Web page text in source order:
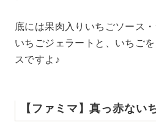
底には果肉入りいちごソース
いちごジェラートと、いちご
スですよ♪
【ファミマ】真っ赤ない